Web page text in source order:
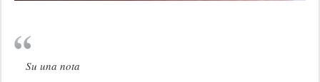
Su una nota